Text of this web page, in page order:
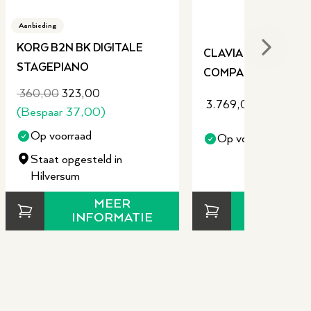
Aanbieding
KORG B2N BK DIGITALE
STAGEPIANO
360,00 323,00
(Bespaar 37,00)
Op voorraad
Staat opgesteld in
Hilversum
MEER
INFORMATIE
CLAVIA NORD
COMPACT
3.769,00
Op voorraad
Next